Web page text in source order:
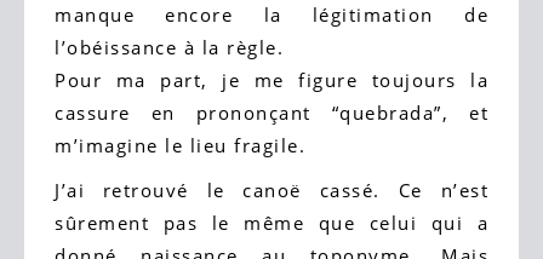
manque encore la légitimation de
l’obéissance à la règle.
Pour ma part, je me figure toujours la
cassure en prononçant “quebrada”, et
m’imagine le lieu fragile.
J’ai retrouvé le canoë cassé. Ce n’est
sûrement pas le même que celui qui a